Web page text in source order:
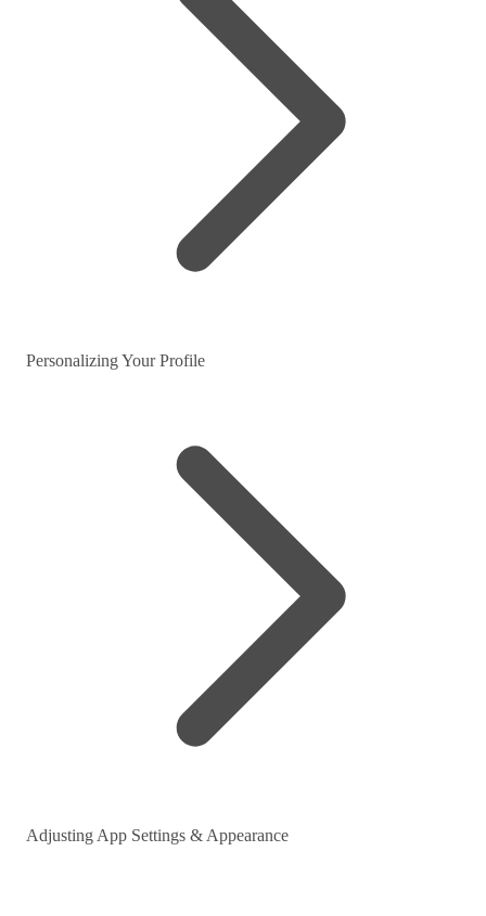
Personalizing Your Profile
Adjusting App Settings & Appearance